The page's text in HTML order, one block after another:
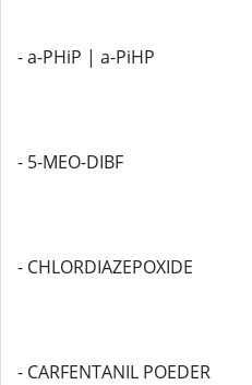
- a-PHiP | a-PiHP
- 5-MEO-DIBF
- CHLORDIAZEPOXIDE
- CARFENTANIL POEDER